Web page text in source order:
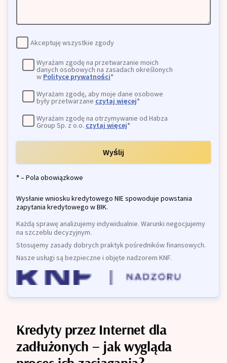
Akceptuję wszystkie zgody
Wyrażam zgodę na przetwarzanie moich
danych osobowych na zasadach określonych
w Polityce prywatności*
Wyrażam zgodę, aby moje dane osobowe
były przetwarzane czytaj więcej*
Wyrażam zgodę na otrzymywanie od Habza
Group Sp. z o.o. czytaj więcej*
Wyślij
*– Pola obowiązkowe
Wysłanie wniosku kredytowego NIE spowoduje powstania
zapytania kredytowego w BIK.
Każdą sprawę analizujemy indywidualnie. Warunki negocjujemy
na szczeblu decyzyjnym.
Stosujemy zasady dobrych praktyk pośredników finansowych.
Nasze usługi są bezpieczne i objęte nadzorem KNF.
Kredyty przez Internet dla
zadłużonych – jak wygląda